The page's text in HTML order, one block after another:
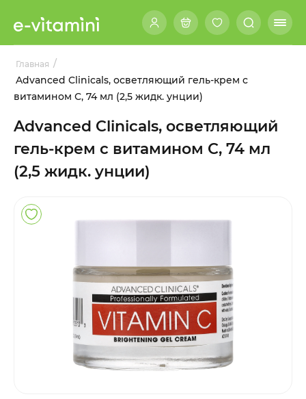
Главная /
Advanced Clinicals, осветляющий гель-крем с
витамином С, 74 мл (2,5 жидк. унции)
Advanced Clinicals, осветляющий
гель-крем с витамином С, 74 мл
(2,5 жидк. унции)